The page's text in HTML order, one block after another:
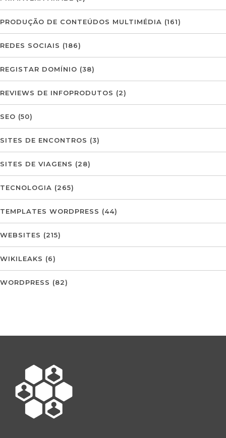
PRODUÇÃO DE CONTEÚDOS MULTIMÉDIA (161)
REDES SOCIAIS (186)
REGISTAR DOMÍNIO (38)
REVIEWS DE INFOPRODUTOS (2)
SEO (50)
SITES DE ENCONTROS (3)
SITES DE VIAGENS (28)
TECNOLOGIA (265)
TEMPLATES WORDPRESS (44)
WEBSITES (215)
WIKILEAKS (6)
WORDPRESS (82)